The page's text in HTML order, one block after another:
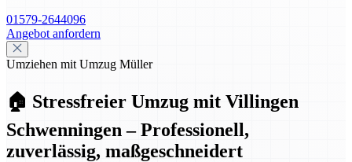
01579-2644096
Angebot anfordern
Umziehen mit Umzug Müller
🏠 Stressfreier Umzug mit Villingen
Schwenningen – Professionell,
zuverlässig, maßgeschneidert